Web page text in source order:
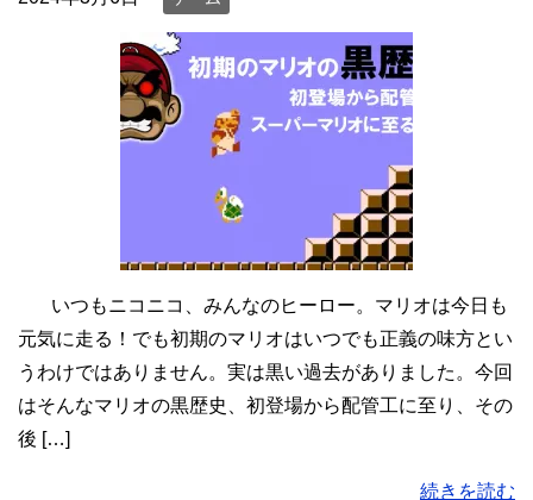
いつもニコニコ、みんなのヒーロー。マリオは今日も
元気に走る！でも初期のマリオはいつでも正義の味方とい
うわけではありません。実は黒い過去がありました。今回
はそんなマリオの黒歴史、初登場から配管工に至り、その
後 […]
続きを読む